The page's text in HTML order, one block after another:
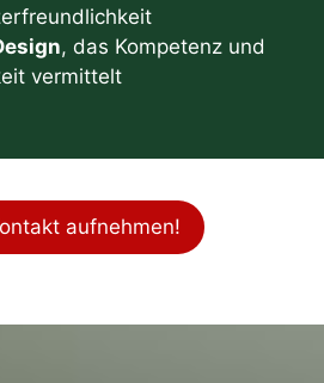
, das Kompetenz und
vermittelt
aufnehmen!